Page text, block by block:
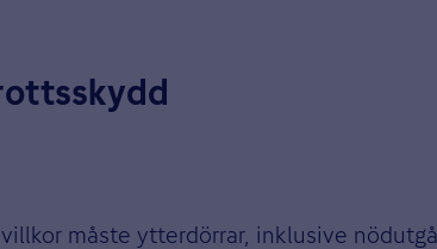
måste ytterdörrar, inklusive